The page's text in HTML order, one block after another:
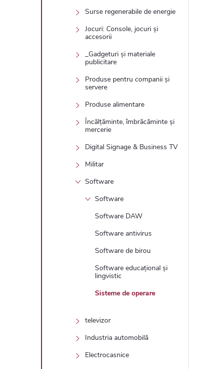
Surse regenerabile de energie
Jocuri: Console, jocuri și
accesorii
_Gadgeturi și materiale
publicitare
Produse pentru companii și
servere
Produse alimentare
Încălțăminte, îmbrăcăminte și
mercerie
Digital Signage & Business TV
Militar
Software
Software
Software DAW
Software antivirus
Software de birou
Software educațional și
lingvistic
Sisteme de operare
televizor
Industria automobilă
Electrocasnice